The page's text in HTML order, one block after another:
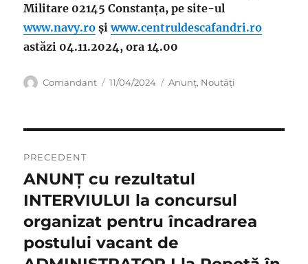
Militare 02145 Constanța, pe site-ul
www.navy.ro șiwww.centruldescafandri.ro
astăzi 04.11.2024, ora 14.00
Autor
Comandant
Publicat
11/04/2024 Categorii
Anunț, Noutăți
în
articole
PRECEDENT
Articolul
anterior:
ANUNŢ cu rezultatul
INTERVIULUI la concursul
organizat pentru încadrarea
postului vacant de